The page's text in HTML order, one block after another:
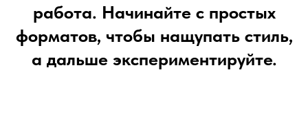
работа. Начинайте с простых
форматов, чтобы нащупать стиль,
а дальше экспериментируйте.